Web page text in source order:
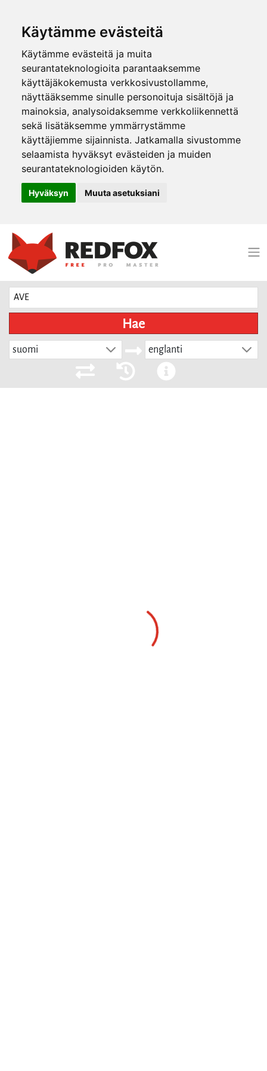
Käytämme evästeitä
Käytämme evästeitä ja muita
seurantateknologioita parantaaksemme
käyttäjäkokemusta verkkosivustollamme,
näyttääksemme sinulle personoituja sisältöjä ja
mainoksia, analysoidaksemme verkkoliikennettä
sekä lisätäksemme ymmärrystämme
käyttäjiemme sijainnista. Jatkamalla sivustomme
selaamista hyväksyt evästeiden ja muiden
seurantateknologioiden käytön.
Hyväksyn Muuta asetuksiani
Hae
suomi englanti